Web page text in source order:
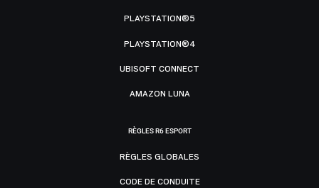
PLAYSTATION®5
PLAYSTATION®4
UBISOFT CONNECT
AMAZON LUNA
RÈGLES R6 ESPORT
RÈGLES GLOBALES
CODE DE CONDUITE